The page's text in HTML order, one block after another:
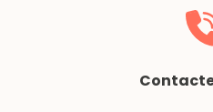
Comprendre les
Énumérer les